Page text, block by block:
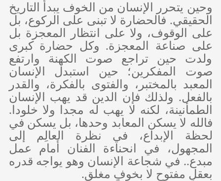
وحين يتحرر الإنسان من الخوف يبدأ التاريخ
الحقيقي. فالحضارة لا تبنى على الركوع، بل
على الوقوف، ولا على انتظار المعجزة بل
على صناعة المعجزة. وكل حضارة كبرى
ولدت حين تراجع صوت الكهنة وارتفع
صوت المفكرين؛ حين استبدل الإنسان
المعبد بالمختبر، والفتوى بالفكرة، والقدر
بالفعل. ولذلك فإن الدين قد يهب الإنسان
الطمأنينة، لكنه لا يهب له مجدا ولا خلودا.
فالله لا يسكن المعابد وحدها، بل يسكن في
لحظة الإبداع، في نظرة العالِم إلى
المجهول، في انحناءة الفنان أمام عمل
مبدع.. في شجاعة الإنسان وهو يواجه قدره
بعقلٍ مفتوح لا بخوفٍ مغلق.